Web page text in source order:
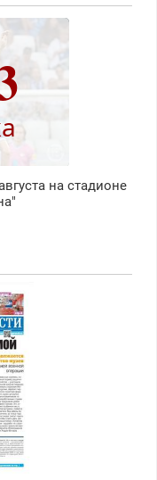
на стадионе